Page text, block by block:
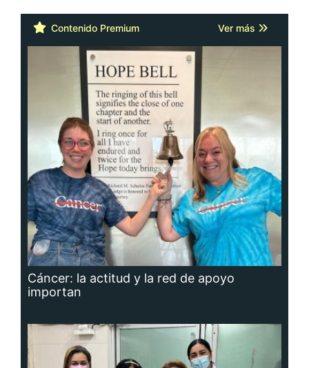
Contenido Premium Ver más
Cáncer: la actitud y la red de apoyo
importan